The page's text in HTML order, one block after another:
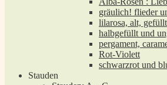
gräulich! flieder
lilarosa, alt, gefüllt
halbgefüllt und
pergament,
Rot-Violett
schwarzrot und
Stauden